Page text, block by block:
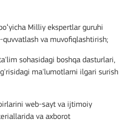
Milliy ekspertlar guruhi
quvvatlash va muvofiqlashtirish;
sohasidagi boshqa dasturlari,
ma'lumotlarni ilgari surish
web-sayt va ijtimoiy
va axborot